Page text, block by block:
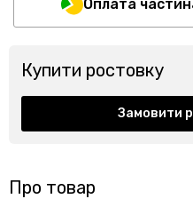
Оплата
Купити ростовку
Замовити
Про товар